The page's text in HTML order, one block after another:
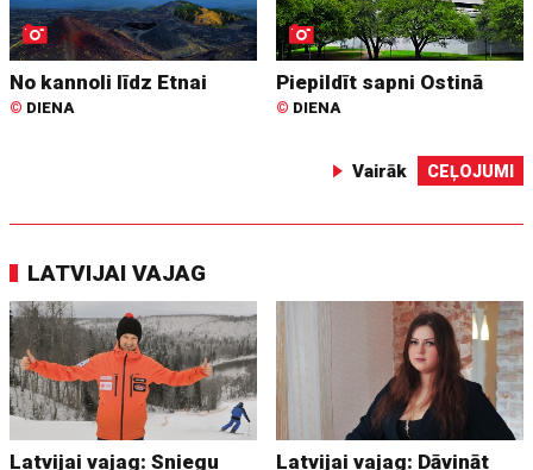
No kannoli līdz Etnai
© DIENA
Piepildīt sapni Ostinā
© DIENA
Vairāk CEĻOJUMI
LATVIJAI VAJAG
Latvijai vajag: Sniegu
Latvijai vajag: Dāvināt